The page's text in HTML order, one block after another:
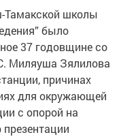
Тамакской школы
было
37 годовщине со
Миляуша Зялилова
причинах
для окружающей
с опорой на